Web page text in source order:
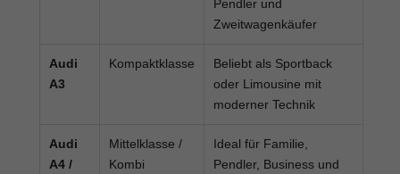
Pendler und
Zweitwagenkäufer
Audi
A3
Kompaktklasse
Beliebt als Sportback
oder Limousine mit
moderner Technik
Audi
A4 /
Mittelklasse /
Kombi
Ideal für Familie,
Pendler, Business und